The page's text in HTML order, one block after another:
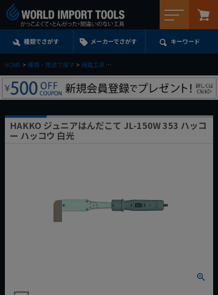
種類でさがす メーカーでさがす キーワード
HOME 種類・用途で探す 弱電工具
HAKKO ジュニアはんだこて JL-150W 353 ハッコ
ー ハッコウ 白光